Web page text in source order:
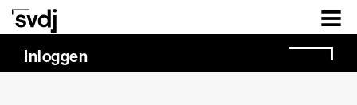
Naar hoofdinhoud
Inloggen